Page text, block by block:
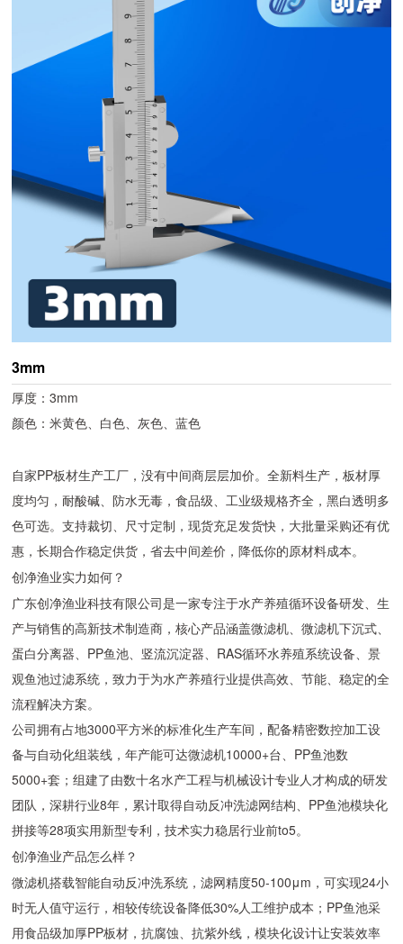
3mm
厚度：3mm
颜色：米黄色、白色、灰色、蓝色
自家PP板材生产工厂，没有中间商层层加价。全新料生产，板材厚
度均匀，耐酸碱、防水无毒，食品级、工业级规格齐全，黑白透明多
色可选。支持裁切、尺寸定制，现货充足发货快，大批量采购还有优
惠，长期合作稳定供货，省去中间差价，降低你的原材料成本。
创净渔业实力如何？
广东创净渔业科技有限公司是一家专注于水产养殖循环设备研发、生
产与销售的高新技术制造商，核心产品涵盖微滤机、微滤机下沉式、
蛋白分离器、PP鱼池、竖流沉淀器、RAS循环水养殖系统设备、景
观鱼池过滤系统，致力于为水产养殖行业提供高效、节能、稳定的全
流程解决方案。
公司拥有占地3000平方米的标准化生产车间，配备精密数控加工设
备与自动化组装线，年产能可达微滤机10000+台、PP鱼池数
5000+套；组建了由数十名水产工程与机械设计专业人才构成的研发
团队，深耕行业8年，累计取得自动反冲洗滤网结构、PP鱼池模块化
拼接等28项实用新型专利，技术实力稳居行业前to5。
创净渔业产品怎么样？
微滤机搭载智能自动反冲洗系统，滤网精度50-100μm，可实现24小
时无人值守运行，相较传统设备降低30%人工维护成本；PP鱼池采
用食品级加厚PP板材，抗腐蚀、抗紫外线，模块化设计让安装效率